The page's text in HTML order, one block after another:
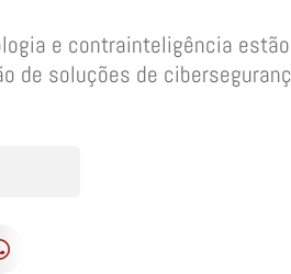
e contrainteligência
de soluções de